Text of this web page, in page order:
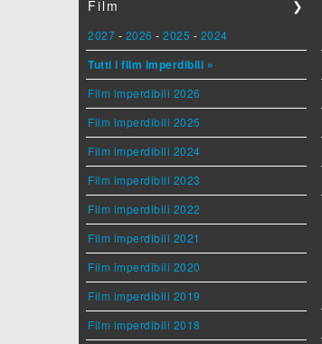
Film ❯
2027 - 2026 - 2025 - 2024
Tutti i film imperdibili »
Film imperdibili 2026
Film imperdibili 2025
Film imperdibili 2024
Film imperdibili 2023
Film imperdibili 2022
Film imperdibili 2021
Film imperdibili 2020
Film imperdibili 2019
Film imperdibili 2018